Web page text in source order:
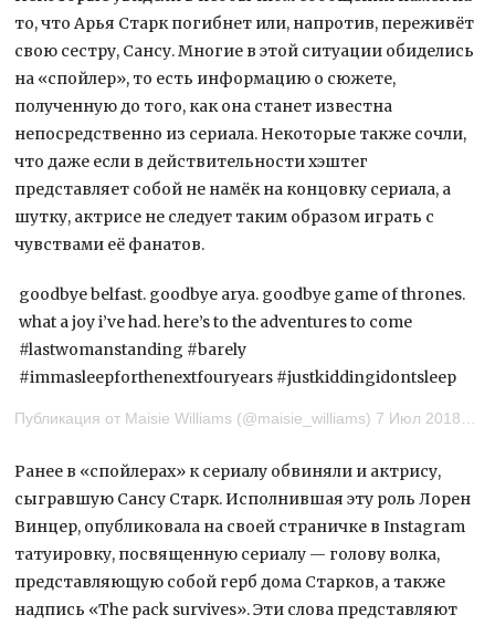
то, что Арья Старк погибнет или, напротив, переживёт
свою сестру, Сансу. Многие в этой ситуации обиделись
на «спойлер», то есть информацию о сюжете,
полученную до того, как она станет известна
непосредственно из сериала. Некоторые также сочли,
что даже если в действительности хэштег
представляет собой не намёк на концовку сериала, а
шутку, актрисе не следует таким образом играть с
чувствами её фанатов.
goodbye belfast. goodbye arya. goodbye game of thrones.
what a joy i’ve had. here’s to the adventures to come
#lastwomanstanding #barely
#immasleepforthenextfouryears #justkiddingidontsleep
Ранее в «спойлерах» к сериалу обвиняли и актрису,
сыгравшую Сансу Старк. Исполнившая эту роль Лорен
Винцер, опубликовала на своей страничке в Instagram
татуировку, посвященную сериалу — голову волка,
представляющую собой герб дома Старков, а также
надпись «The pack survives». Эти слова представляют